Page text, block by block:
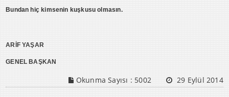
Bundan hiç kimsenin kuşkusu olmasın.
ARİF YAŞAR
GENEL BAŞKAN
Okunma Sayısı : 5002 29 Eylül 2014